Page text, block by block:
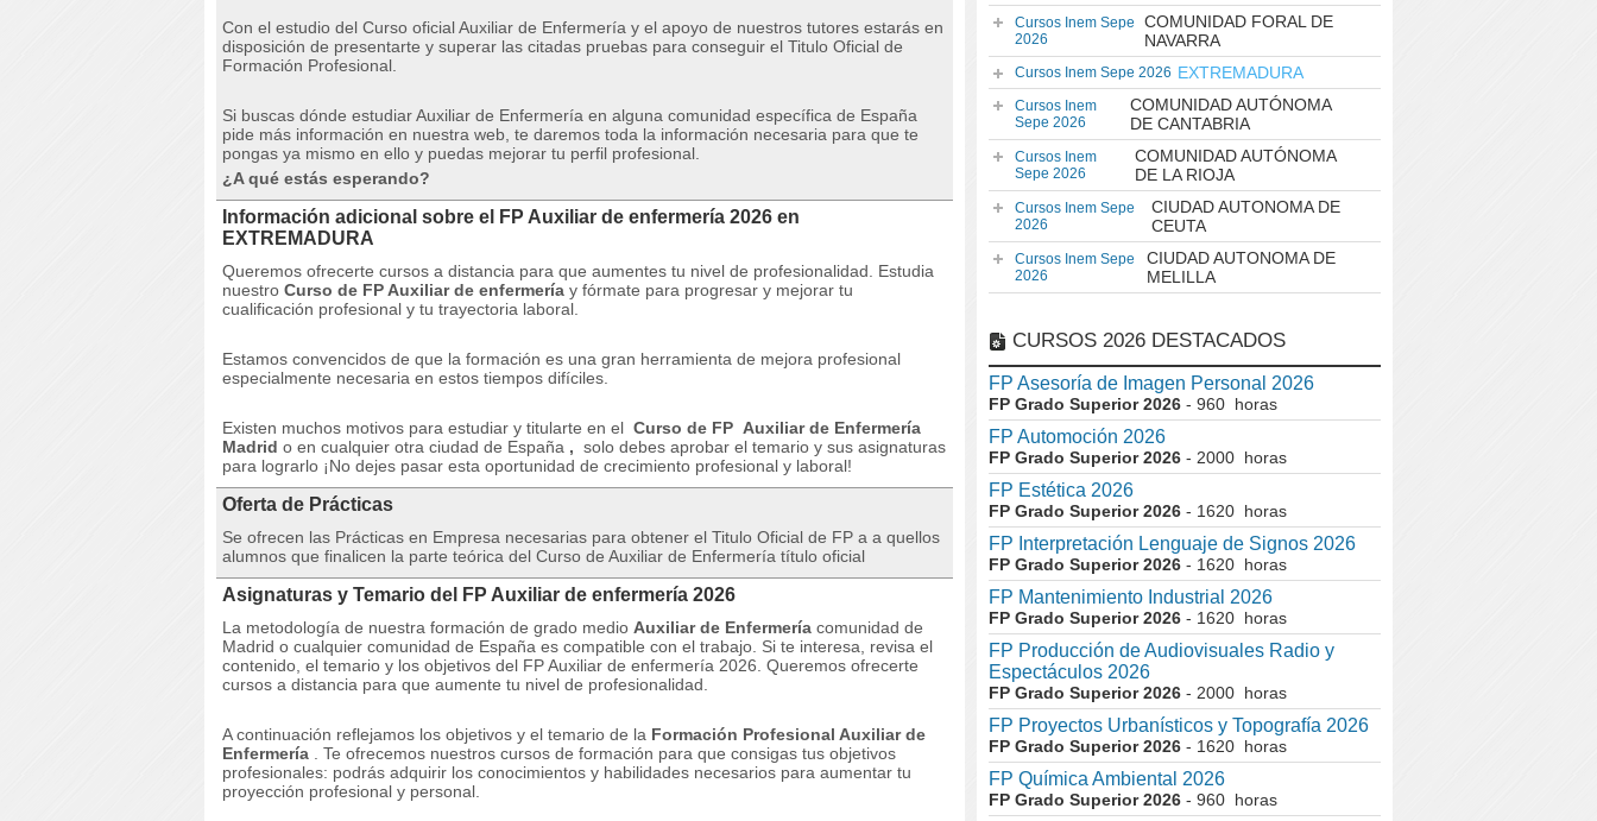
Con el estudio del Curso oficial Auxiliar de Enfermería y el apoyo de nuestros tutores estarás en
disposición de presentarte y superar las citadas pruebas para conseguir el Titulo Oficial de
Formación Profesional.
Si buscas dónde estudiar Auxiliar de Enfermería en alguna comunidad específica de España
pide más información en nuestra web, te daremos toda la información necesaria para que te
pongas ya mismo en ello y puedas mejorar tu perfil profesional.
¿A qué estás esperando?
Información adicional sobre el FP Auxiliar de enfermería 2026 en
EXTREMADURA
Queremos ofrecerte cursos a distancia para que aumentes tu nivel de profesionalidad. Estudia
nuestro Curso de FP Auxiliar de enfermería y fórmate para progresar y mejorar tu
cualificación profesional y tu trayectoria laboral.
Estamos convencidos de que la formación es una gran herramienta de mejora profesional
especialmente necesaria en estos tiempos difíciles.
Existen muchos motivos para estudiar y titularte en el Curso de FP Auxiliar de Enfermería
Madrid o en cualquier otra ciudad de España , solo debes aprobar el temario y sus asignaturas
para lograrlo ¡No dejes pasar esta oportunidad de crecimiento profesional y laboral!
Oferta de Prácticas
Se ofrecen las Prácticas en Empresa necesarias para obtener el Titulo Oficial de FP a a quellos
alumnos que finalicen la parte teórica del Curso de Auxiliar de Enfermería título oficial
Asignaturas y Temario del FP Auxiliar de enfermería 2026
La metodología de nuestra formación de grado medio Auxiliar de Enfermería comunidad de
Madrid o cualquier comunidad de España es compatible con el trabajo. Si te interesa, revisa el
contenido, el temario y los objetivos del FP Auxiliar de enfermería 2026. Queremos ofrecerte
cursos a distancia para que aumente tu nivel de profesionalidad.
A continuación reflejamos los objetivos y el temario de la Formación Profesional Auxiliar de
Enfermería
Te ofrecemos nuestros cursos de formación para que consigas tus objetivos
profesionales: podrás adquirir los conocimientos y habilidades necesarios para aumentar tu
proyección profesional y personal.
Cursos Inem Sepe
2026
COMUNIDAD FORAL DE
NAVARRA
Cursos Inem Sepe 2026 EXTREMADURA
Cursos Inem
Sepe 2026
COMUNIDAD AUTÓNOMA
DE CANTABRIA
Cursos Inem
Sepe 2026
COMUNIDAD AUTÓNOMA
DE LA RIOJA
Cursos Inem Sepe
2026
CIUDAD AUTONOMA DE
CEUTA
Cursos Inem Sepe
2026
CIUDAD AUTONOMA DE
MELILLA
CURSOS 2026 DESTACADOS
FP Asesoría de Imagen Personal 2026
FP Grado Superior 2026 - 960 horas
FP Automoción 2026
FP Grado Superior 2026 - 2000 horas
FP Estética 2026
FP Grado Superior 2026 - 1620 horas
FP Interpretación Lenguaje de Signos 2026
FP Grado Superior 2026 - 1620 horas
FP Mantenimiento Industrial 2026
FP Grado Superior 2026 - 1620 horas
FP Producción de Audiovisuales Radio y
Espectáculos 2026
FP Grado Superior 2026 - 2000 horas
FP Proyectos Urbanísticos y Topografía 2026
FP Grado Superior 2026 - 1620 horas
FP Química Ambiental 2026
FP Grado Superior 2026 - 960 horas